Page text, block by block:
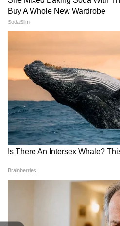
में कूल रहता है। बैटर का हर
सकता है। बैटर के पास
शॉट से मैच में नई एनर्जी और
फीमेल बॉलर मस्कट के बारे में
'बॉलर के हाथ में टर्बो-पावर
स्पीड से फायरबॉल निकलती
फ्लेक्सिबिलिटी और स्ट्रेंथ उसे
बना रही है। गेंदबाज की कमर
उसकी अलग-अलग गेम-चेंजिंग
महिला मस्कट किसी भी मैच
RECOMMENDED STORIES